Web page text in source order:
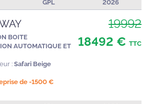
GPL 2026
BOITE
AUTOMATIQUE ET
: Safari Beige
de -1500 €
19992
18492 € TTC